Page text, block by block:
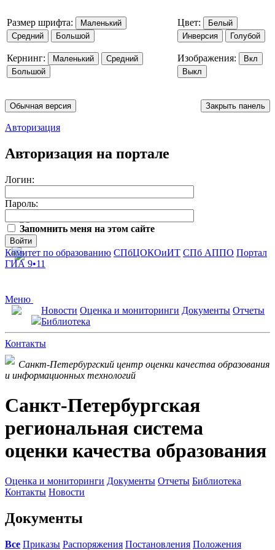
Размер шрифта:
Маленький
Средний
Большой
Кернинг: Маленький
Средний
Большой
Цвет:
Белый
Инверсия
Голубой
Изображения:
Вкл
Выкл
Обычная версия Закрыть панель
Авторизация
Авторизация на портале
Логин:
Пароль:
Запомнить меня на этом сайте
Войти
Комитет по образованию СПбЦОКОиИТ СПб АППО Портал
ГИА 9•11
Меню
Новости Оценка и мониторинги Документы Отчеты
Библиотека
Контакты
Санкт-Петербургский центр оценки качества образования
и информационных технологий
Санкт-Петербургская
региональная система
оценки качества образования
Оценка и мониторинги Документы Отчеты Библиотека
Контакты Новости
Документы
Все Приказы Распоряжения Постановления Положения